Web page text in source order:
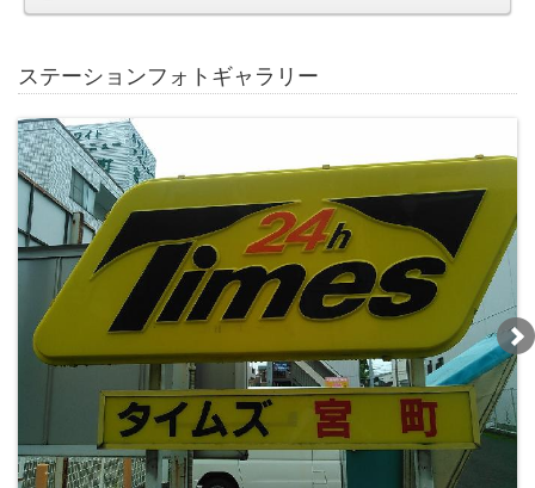
ステーションフォトギャラリー